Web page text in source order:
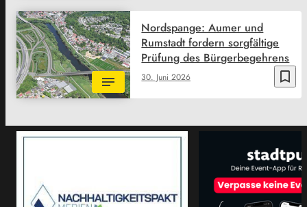
bookmark_border
30. Juni 2026
Nordspange: Aumer und
Rumstadt fordern sorgfältige
Prüfung des Bürgerbegehrens